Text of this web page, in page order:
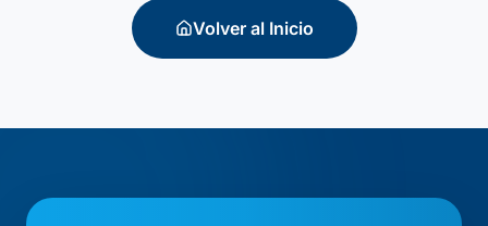
Volver al Inicio